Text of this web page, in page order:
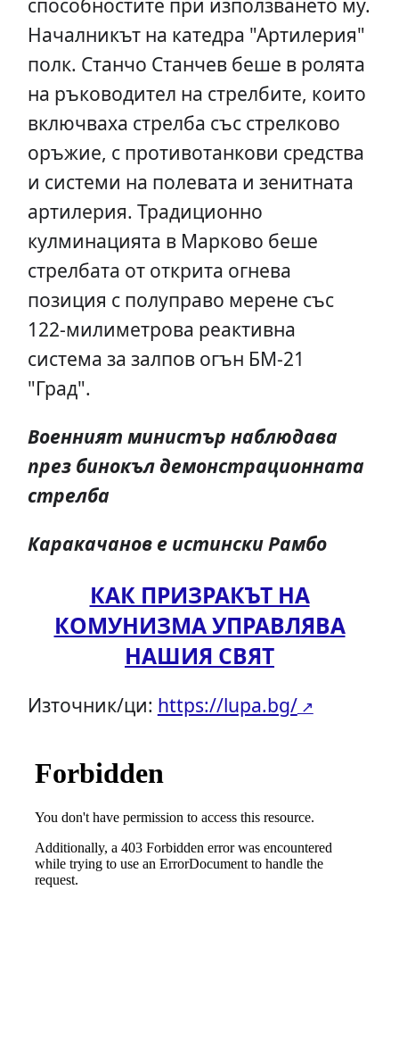
Началникът на катедра "Артилерия"
полк. Станчо Станчев беше в ролята
на ръководител на стрелбите, които
включваха стрелба със стрелково
оръжие, с противотанкови средства
и системи на полевата и зенитната
артилерия. Традиционно
кулминацията в Марково беше
стрелбата от открита огнева
позиция с полуправо мерене със
122-милиметрова реактивна
система за залпов огън БМ-21
"Град".
Военният министър наблюдава
през бинокъл демонстрационната
стрелба
Каракачанов е истински Рамбо
КАК ПРИЗРАКЪТ НА
КОМУНИЗМА УПРАВЛЯВА
НАШИЯ СВЯТ
Източник/ци: https://lupa.bg/